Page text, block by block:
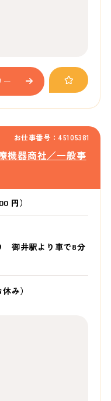
ー
お仕事番号：45105381
機器商社／一般事
円）
御井駅より車で8分
み）